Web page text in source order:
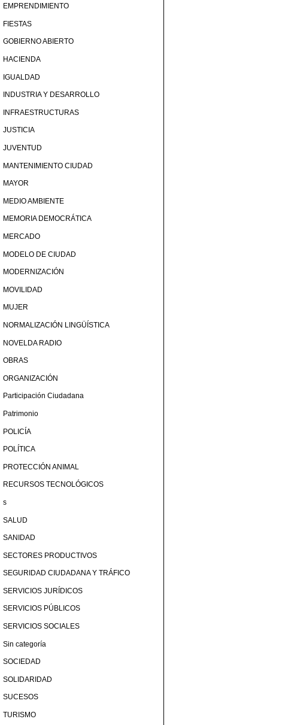
EMPRENDIMIENTO
FIESTAS
GOBIERNO ABIERTO
HACIENDA
IGUALDAD
INDUSTRIA Y DESARROLLO
INFRAESTRUCTURAS
JUSTICIA
JUVENTUD
MANTENIMIENTO CIUDAD
MAYOR
MEDIO AMBIENTE
MEMORIA DEMOCRÁTICA
MERCADO
MODELO DE CIUDAD
MODERNIZACIÓN
MOVILIDAD
MUJER
NORMALIZACIÓN LINGÜÍSTICA
NOVELDA RADIO
OBRAS
ORGANIZACIÓN
Participación Ciudadana
Patrimonio
POLICÍA
POLÍTICA
PROTECCIÓN ANIMAL
RECURSOS TECNOLÓGICOS
s
SALUD
SANIDAD
SECTORES PRODUCTIVOS
SEGURIDAD CIUDADANA Y TRÁFICO
SERVICIOS JURÍDICOS
SERVICIOS PÚBLICOS
SERVICIOS SOCIALES
Sin categoría
SOCIEDAD
SOLIDARIDAD
SUCESOS
TURISMO